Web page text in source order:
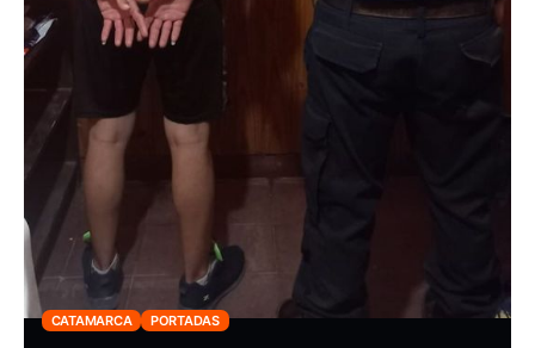
CATAMARCA PORTADAS